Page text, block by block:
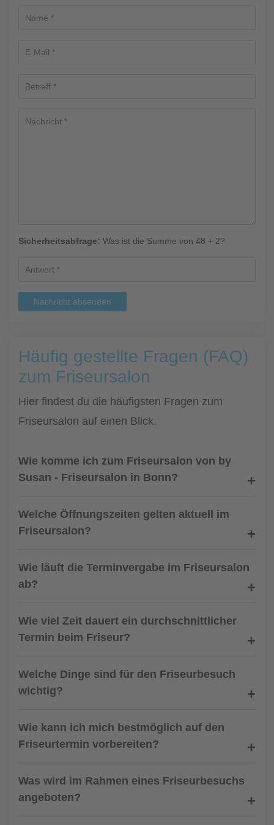
Sicherheitsabfrage: Was ist die Summe von 48 + 2?
Nachricht absenden
Häufig gestellte Fragen (FAQ)
zum Friseursalon
Hier findest du die häufigsten Fragen zum
Friseursalon auf einen Blick.
Wie komme ich zum Friseursalon von by
Susan - Friseursalon in Bonn?
Welche Öffnungszeiten gelten aktuell im
Friseursalon?
Wie läuft die Terminvergabe im Friseursalon
ab?
Wie viel Zeit dauert ein durchschnittlicher
Termin beim Friseur?
Welche Dinge sind für den Friseurbesuch
wichtig?
Wie kann ich mich bestmöglich auf den
Friseurtermin vorbereiten?
Was wird im Rahmen eines Friseurbesuchs
angeboten?